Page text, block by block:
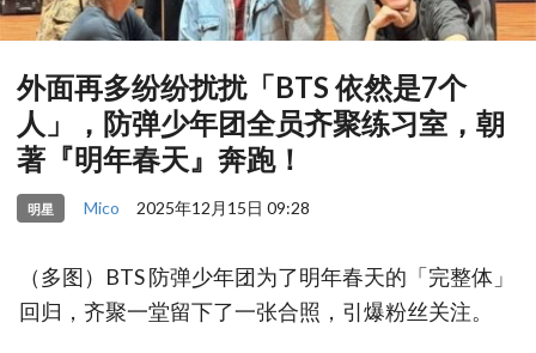
外面再多纷纷扰扰「BTS 依然是7个
人」，防弹少年团全员齐聚练习室，朝
著『明年春天』奔跑！
明星 Mico 2025年12月15日 09:28
（多图）BTS 防弹少年团为了明年春天的「完整体」
回归，齐聚一堂留下了一张合照，引爆粉丝关注。